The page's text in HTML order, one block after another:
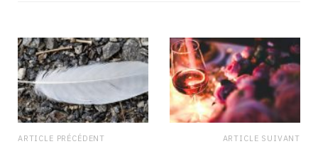
ARTICLE PRÉCÉDENT ARTICLE SUIVANT